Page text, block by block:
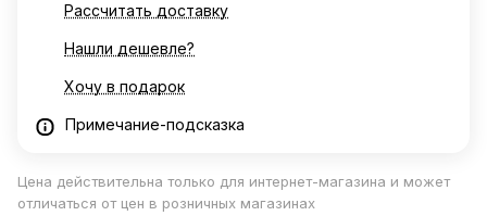
Рассчитать доставку
Нашли дешевле?
Хочу в подарок
Примечание-подсказка
Цена действительна только для интернет-магазина и может
отличаться от цен в розничных магазинах